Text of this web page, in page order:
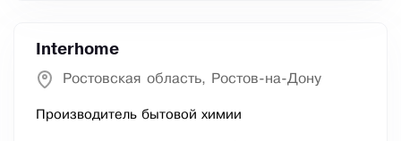
Interhome
Ростовская область, Ростов-на-Дону
Производитель бытовой химии